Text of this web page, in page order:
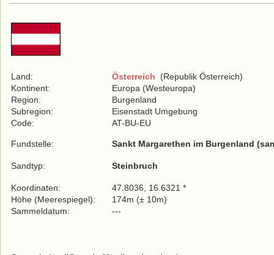
Land: Österreich (Republik Österreich)
Kontinent:
Europa (Westeuropa)
Region:
Burgenland
Subregion:
Eisenstadt Umgebung
Code:
AT-BU-EU
Fundstelle: Sankt Margarethen im Burgenland
Sandtyp: Steinbruch
Koordinaten:
47.8036, 16.6321 *
Höhe (Meerespiegel):
174m (± 10m)
Sammeldatum:
---